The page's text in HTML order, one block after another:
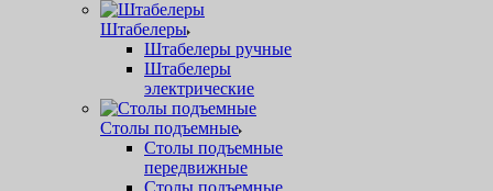
Штабелеры
Штабелеры ручные
Штабелеры
электрические
Столы подъемные
Столы подъемные
передвижные
Столы подъемные